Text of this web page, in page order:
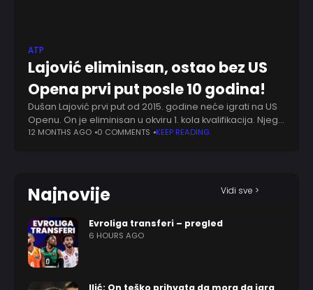
ATP
Lajović eliminisan, ostao bez US
Opena prvi put posle 10 godina!
Dušan Lajović prvi put od 2015. godine neće igrati na US
Openu. On je eliminisan u okviru 1. kola kvalifikacija. Njega
je savladao Luka van Aš rezultatom 2:0 (6:3, 6:1)
12 MONTHS AGO 0 COMMENTS KEEP READING
Najnovije Vidi sve >
Evroliga transferi – pregled
6 HOURS AGO